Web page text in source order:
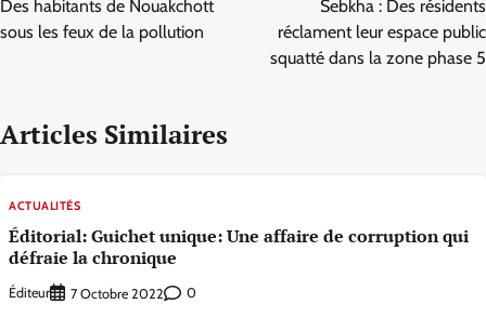
l’article
Des habitants de Nouakchott
sous les feux de la pollution
Sebkha : Des résidents
réclament leur espace public
squatté dans la zone phase 5
Articles Similaires
ACTUALITÉS
Éditorial: Guichet unique: Une affaire de corruption qui
défraie la chronique
Éditeur 7 Octobre 2022 0